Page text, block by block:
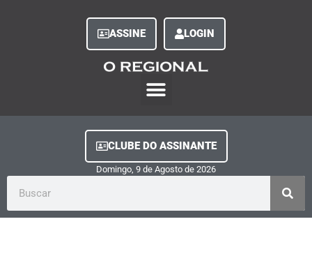
ASSINE LOGIN
CLUBE DO ASSINANTE
Domingo, 9 de Agosto de 2026